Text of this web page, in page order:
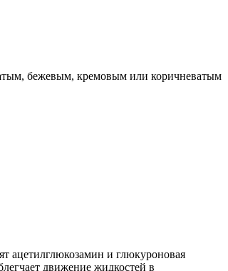
бежевым, кремовым или коричневатым
ацетилглюкозамин и глюкуроновая
движение жидкостей в